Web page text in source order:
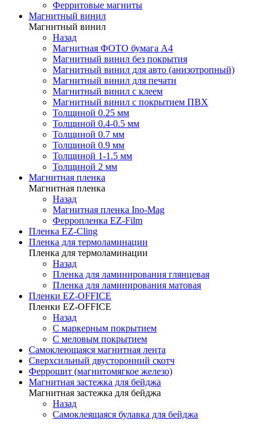
Ферритовые магниты
Магнитный винил
Магнитный винил
Назад
Магнитная ФОТО бумага А4
Магнитный винил без покрытия
Магнитный винил для авто (анизотропный)
Магнитный винил для печати
Магнитный винил с клеем
Магнитный винил с покрытием ПВХ
Толщиной 0.25 мм
Толщиной 0.4-0.5 мм
Толщиной 0.7 мм
Толщиной 0.9 мм
Толщиной 1-1.5 мм
Толщиной 2 мм
Магнитная пленка
Магнитная пленка
Назад
Магнитная пленка Ino-Mag
Ферропленка EZ-Film
Пленка EZ-Cling
Пленка для термоламинации
Пленка для термоламинации
Назад
Пленка для ламинирования глянцевая
Пленка для ламинирования матовая
Пленки EZ-OFFICE
Пленки EZ-OFFICE
Назад
С маркерным покрытием
С меловым покрытием
Самоклеющаяся магнитная лента
Сверхсильный двусторонний скотч
Феррошит (магнитомягкое железо)
Магнитная застежка для бейджа
Магнитная застежка для бейджа
Назад
Самоклеящаяся булавка для бейджа